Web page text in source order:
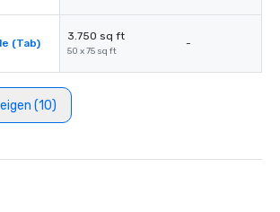
(Tab)
3.750 sq ft
50 x 75 sq ft
-
(10)